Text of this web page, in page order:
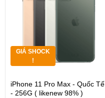
GIÁ SHOCK
!
iPhone 11 Pro Max - Quốc Tế
- 256G ( likenew 98% )